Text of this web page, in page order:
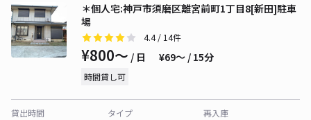
＊個人宅:神戸市須磨区離宮前町1丁目8[新田]駐車
場
4.4/ 14件
¥800〜 / 日 ¥69〜 / 15分
時間貸し可
貸出時間
タイプ
再入庫